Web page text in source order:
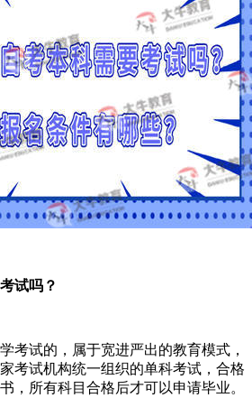
试吗？
考试的，属于宽进严出的教育模式，
考试机构统一组织的单科考试，合格
，所有科目合格后才可以申请毕业。